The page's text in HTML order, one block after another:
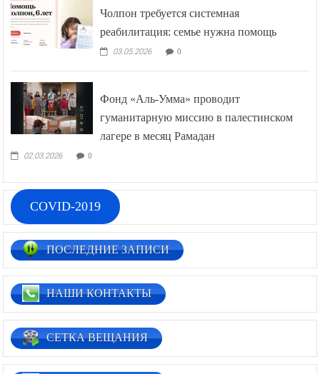
Чолпон требуется системная
реабилитация: семье нужна помощь
03.05.2026 0
Фонд «Аль-Умма» проводит
гуманитарную миссию в палестинском
лагере в месяц Рамадан
02.03.2026 0
COVID-2019
ПОСЛЕДНИЕ ЗАПИСИ
НАШИ КОНТАКТЫ
СЕТКА ВЕЩАНИЯ